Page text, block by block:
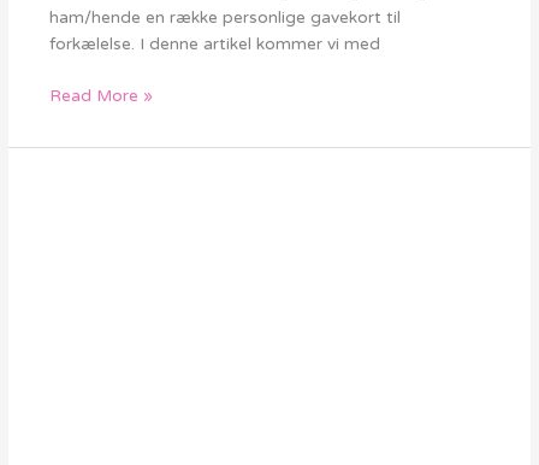
ham/hende en række personlige gavekort til
forkælelse. I denne artikel kommer vi med
Read More »